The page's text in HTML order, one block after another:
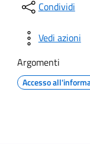
Condividi
Vedi azioni
Argomenti
Accesso